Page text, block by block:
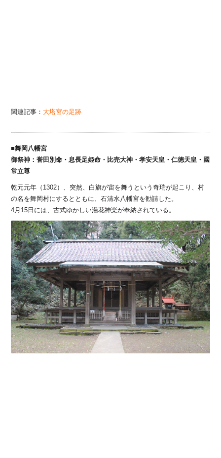
関連記事： 大塔宮の足跡
■舞岡八幡宮
御祭神：誉田別命・息長足姫命・比売大神・孝安天皇・仁徳天皇・國
常立尊
乾元元年（1302）、突然、白旗が宙を舞うという奇瑞が起こり、村
の名を舞岡村にするとともに、石清水八幡宮を勧請した。
4月15日には、古式ゆかしい湯花神楽が奉納されている。